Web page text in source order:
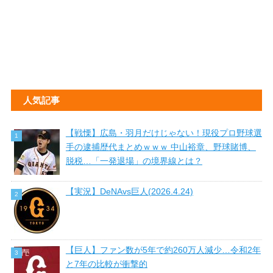
人気記事
【戦慄】広島・羽月だけじゃない！現役プロ野球選
手の逮捕歴代まとめｗｗｗ 中山裕章、野球賭博、
脱税…「一発退場」の境界線とは？
【実況】DeNAvs巨人(2026.4.24)
【巨人】ファン数が5年で約260万人減少…令和2年
と7年の比較が衝撃的